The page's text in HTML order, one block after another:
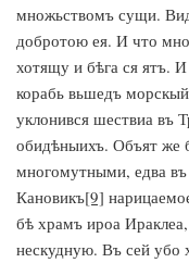
множьствомъ сущи.
добротою ея. И что
хотящу и бѣга ся ятъ.
корабь вьшедъ
уклонився шествиа въ
обидѣныихъ. Объят же
многомутными, едва
Кановикъ[9]
бѣ храмъ ироа
нескудную. Въ сей